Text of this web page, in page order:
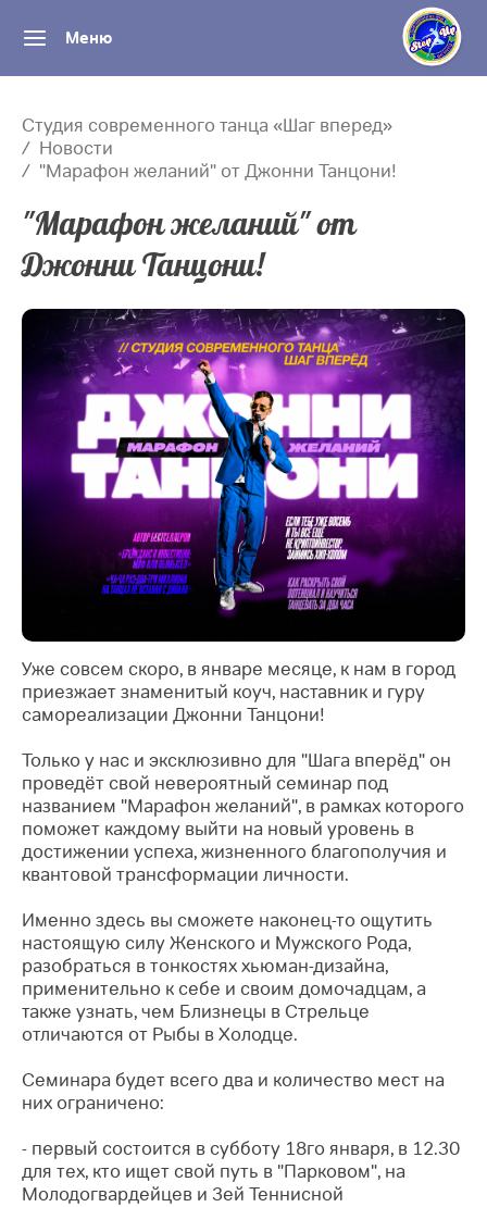
Меню
Студия современного танца «Шаг вперед»
Новости
"Марафон желаний" от Джонни Танцони!
"Марафон желаний" от
Джонни Танцони!
Уже совсем скоро, в январе месяце, к нам в город
приезжает знаменитый коуч, наставник и гуру
самореализации Джонни Танцони!
Только у нас и эксклюзивно для "Шага вперёд" он
проведётсвой невероятный семинар под
названием "Марафон желаний", в рамках которого
поможет каждому выйти на новый уровень в
достижении успеха, жизненного благополучия и
квантовой трансформации личности.
Именно здесь вы сможете наконец-то ощутить
настоящую силу Женского и Мужского Рода,
разобраться в тонкостях хьюман-дизайна,
применительно к себе и своим домочадцам, а
также узнать, чем Близнецы в Стрельце
отличаются от Рыбы в Холодце.
Семинара будет всего два и количество мест на
них ограничено:
- первый состоится в субботу 18го января, в 12.30
для тех, кто ищет свой путь в "Парковом", на
Молодогвардейцев и 3ей Теннисной